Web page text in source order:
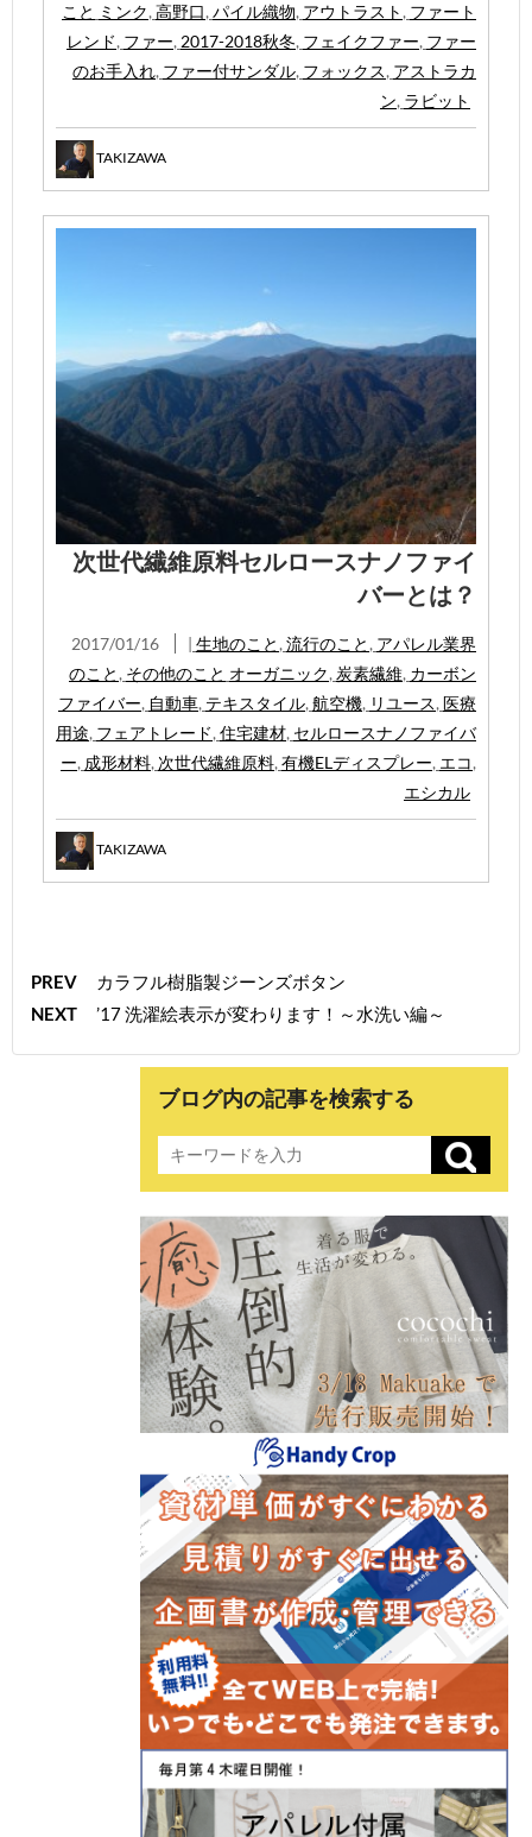
こと ミンク,高野口,パイル織物, アウトラスト, ファート
レンド, ファー,2017-2018秋冬, フェイクファー, ファー
のお手入れ, ファー付サンダル, フォックス, アストラカ
ン, ラビット
TAKIZAWA
次世代繊維原料セルロースナノファイ
バーとは？
2017/01/16 | 生地のこと , 流行のこと , アパレル業界
のこと , その他のこと オーガニック, 炭素繊維, カーボン
ファイバー, 自動車, テキスタイル, 航空機, リユース, 医療
用途, フェアトレード, 住宅建材, セルロースナノファイバ
ー, 成形材料, 次世代繊維原料, 有機ELディスプレー, エコ,
エシカル
TAKIZAWA
PREV
カラフル樹脂製ジーンズボタン
NEXT
’17 洗濯絵表示が変わります！～水洗い編～
ブログ内の記事を検索する